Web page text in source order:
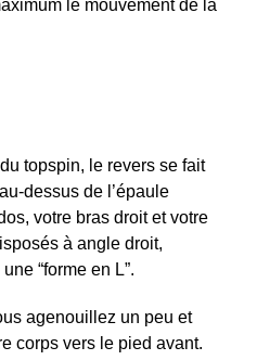
le mouvement de la
topspin, le revers se fait
dessus de l’épaule
votre bras droit et votre
à angle droit,
“forme en L”.
agenouillez un peu et
corps vers le pied avant.